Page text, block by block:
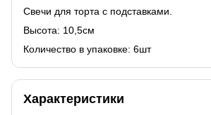
Свечи для торта с подставками.
Высота: 10,5см
Количество в упаковке: 6шт
Характеристики